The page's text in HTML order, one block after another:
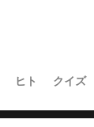
ヒト クイズ